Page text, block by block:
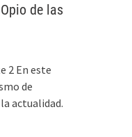
de las
2 En este
de
actualidad.